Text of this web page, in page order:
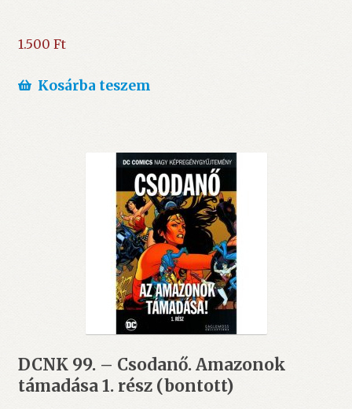
1.500 Ft
Kosárba teszem
DCNK 99. – Csodanő. Amazonok
támadása 1. rész (bontott)